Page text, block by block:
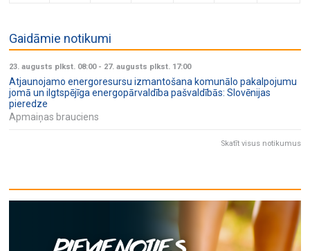
Gaidāmie notikumi
23. augusts plkst. 08:00- 27. augusts plkst. 17:00
Atjaunojamo energoresursu izmantošana komunālo pakalpojumu
jomā un ilgtspējīga energopārvaldība pašvaldībās: Slovēnijas
pieredze
Apmaiņas brauciens
Skatīt visus notikumus